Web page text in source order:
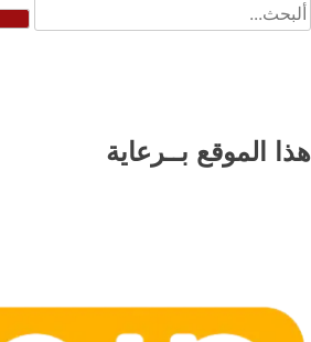
هذا الموقع بــرعاية